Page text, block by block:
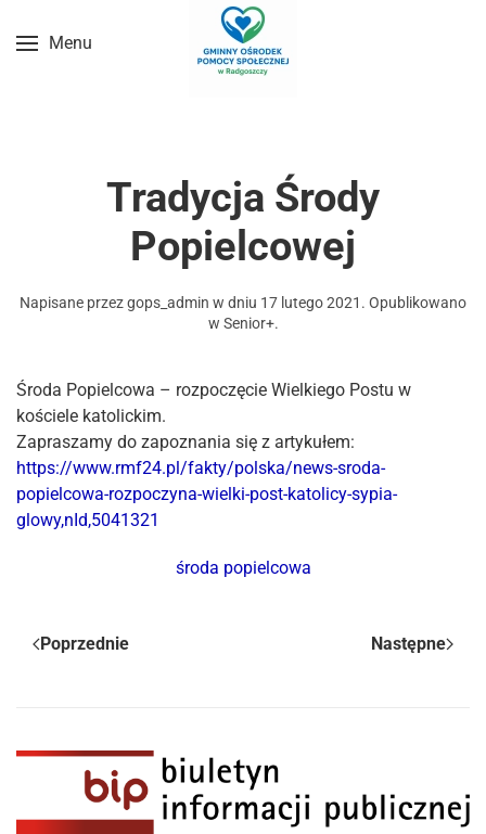
Przejdź do treści głównej
Menu
Tradycja Środy
Popielcowej
Napisane przezgops_admin w dniu 17 lutego 2021 . Opublikowano
w Senior+.
Środa Popielcowa – rozpoczęcie Wielkiego Postu w
kościele katolickim.
Zapraszamy do zapoznania się z artykułem:
https://www.rmf24.pl/fakty/polska/news-sroda-
popielcowa-rozpoczyna-wielki-post-katolicy-sypia-
glowy,nId,5041321
środa popielcowa
Poprzednie Następne